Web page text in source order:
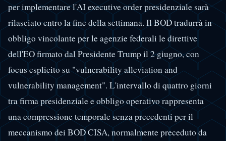
per implementare l'AI executive order presidenziale sarà
rilasciato entro la fine della settimana. Il BOD tradurrà in
obbligo vincolante per le agenzie federali le direttive
dell'EO firmato dal Presidente Trump il 2 giugno, con
focus esplicito su "vulnerability alleviation and
vulnerability management". L'intervallo di quattro giorni
tra firma presidenziale e obbligo operativo rappresenta
una compressione temporale senza precedenti per il
meccanismo dei BOD CISA, normalmente preceduto da